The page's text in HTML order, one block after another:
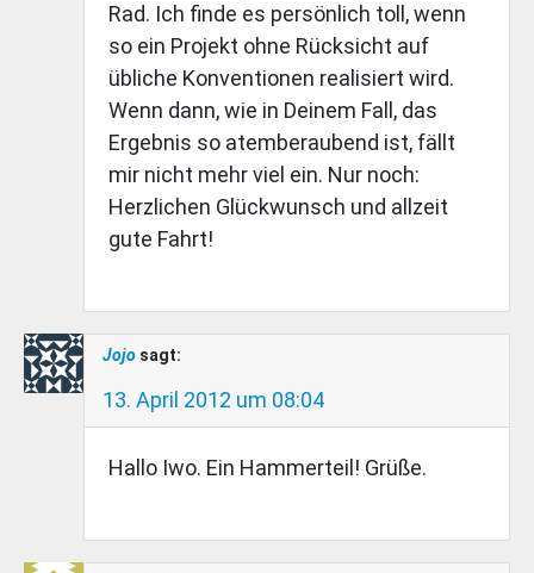
Rad. Ich finde es persönlich toll, wenn
so ein Projekt ohne Rücksicht auf
übliche Konventionen realisiert wird.
Wenn dann, wie in Deinem Fall, das
Ergebnis so atemberaubend ist, fällt
mir nicht mehr viel ein. Nur noch:
Herzlichen Glückwunsch und allzeit
gute Fahrt!
Jojo sagt:
13. April 2012 um 08:04
Hallo Iwo. Ein Hammerteil! Grüße.